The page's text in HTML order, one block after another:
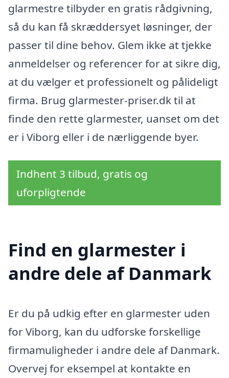
glarmestre tilbyder en gratis rådgivning,
så du kan få skræddersyet løsninger, der
passer til dine behov. Glem ikke at tjekke
anmeldelser og referencer for at sikre dig,
at du vælger et professionelt og pålideligt
firma. Brug glarmester-priser.dk til at
finde den rette glarmester, uanset om det
er i Viborg eller i de nærliggende byer.
Indhent 3 tilbud, gratis og
uforpligtende
Find en glarmester i
andre dele af Danmark
Er du på udkig efter en glarmester uden
for Viborg, kan du udforske forskellige
firmamuligheder i andre dele af Danmark.
Overvej for eksempel at kontakte en